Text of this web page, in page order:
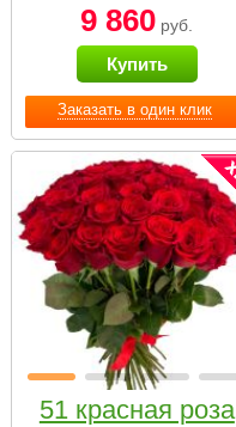
Заказать в один клик
9 860 руб.
Купить
51 красная роза